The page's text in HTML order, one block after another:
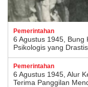
Pemerintahan
6 Agustus 1945, Bung
Psikologis yang
Pemerintahan
6 Agustus 1945, Alur
Terima Panggilan